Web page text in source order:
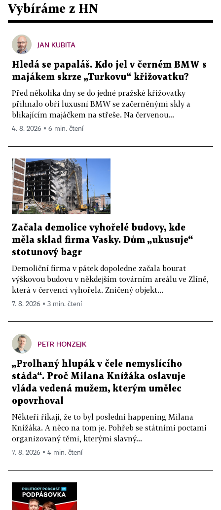
Vybíráme z HN
JAN KUBITA
Hledá se papaláš. Kdo jel v černém BMW s
majákem skrze „Turkovu“ křižovatku?
Před několika dny se do jedné pražské křižovatky
přihnalo obří luxusní BMW se začerněnými skly a
blikajícím majáčkem na střeše. Na červenou...
4. 8. 2026 ▪ 6 min. čtení
Začala demolice vyhořelé budovy, kde
měla sklad firma Vasky. Dům „ukusuje“
stotunový bagr
Demoliční firma v pátek dopoledne začala bourat
výškovou budovu v někdejším továrním areálu ve Zlíně,
která v červenci vyhořela. Zničený objekt...
7. 8. 2026 ▪ 3 min. čtení
PETR HONZEJK
„Prolhaný hlupák v čele nemyslícího
stáda“. Proč Milana Knížáka oslavuje
vláda vedená mužem, kterým umělec
opovrhoval
Někteří říkají, že to byl poslední happening Milana
Knížáka. A něco na tom je. Pohřeb se státními poctami
organizovaný těmi, kterými slavný...
7. 8. 2026 ▪ 4 min. čtení